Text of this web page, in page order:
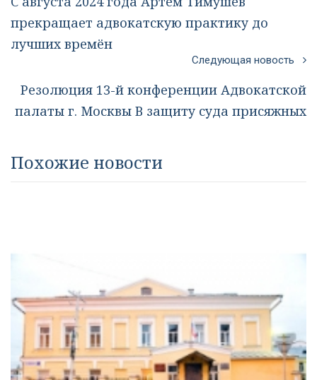
прекращает адвокатскую практику до
лучших времён
Следующая новость
Резолюция 13-й конференции Адвокатской
палаты г. Москвы В защиту суда присяжных
Похожие новости